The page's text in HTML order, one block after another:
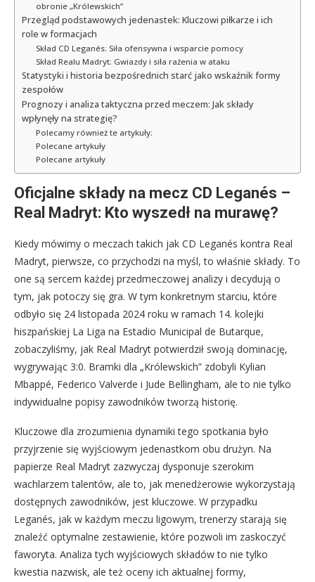
obronie „Królewskich”
Przegląd podstawowych jedenastek: Kluczowi piłkarze i ich
role w formacjach
Skład CD Leganés: Siła ofensywna i wsparcie pomocy
Skład Realu Madryt: Gwiazdy i siła rażenia w ataku
Statystyki i historia bezpośrednich starć jako wskaźnik formy
zespołów
Prognozy i analiza taktyczna przed meczem: Jak składy
wpłynęły na strategię?
Polecamy również te artykuły:
Polecane artykuły
Polecane artykuły
Oficjalne składy na mecz CD Leganés –
Real Madryt: Kto wyszedł na murawę?
Kiedy mówimy o meczach takich jak CD Leganés kontra Real
Madryt, pierwsze, co przychodzi na myśl, to właśnie składy. To
one są sercem każdej przedmeczowej analizy i decydują o
tym, jak potoczy się gra. W tym konkretnym starciu, które
odbyło się 24 listopada 2024 roku w ramach 14. kolejki
hiszpańskiej La Liga na Estadio Municipal de Butarque,
zobaczyliśmy, jak Real Madryt potwierdził swoją dominację,
wygrywając 3:0. Bramki dla „Królewskich” zdobyli Kylian
Mbappé, Federico Valverde i Jude Bellingham, ale to nie tylko
indywidualne popisy zawodników tworzą historię.
Kluczowe dla zrozumienia dynamiki tego spotkania było
przyjrzenie się wyjściowym jedenastkom obu drużyn. Na
papierze Real Madryt zazwyczaj dysponuje szerokim
wachlarzem talentów, ale to, jak menedżerowie wykorzystają
dostępnych zawodników, jest kluczowe. W przypadku
Leganés, jak w każdym meczu ligowym, trenerzy starają się
znaleźć optymalne zestawienie, które pozwoli im zaskoczyć
faworyta. Analiza tych wyjściowych składów to nie tylko
kwestia nazwisk, ale też oceny ich aktualnej formy,